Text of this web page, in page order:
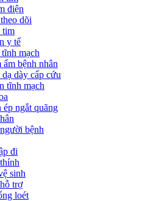
điện
dõi
tim
y tế
mạch
bệnh nhân
dày cấp cứu
tĩnh mạch
ép ngắt quãng
bệnh
đi
sinh
trợ
loét